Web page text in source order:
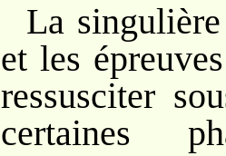
La
et les
ressusciter
certaines